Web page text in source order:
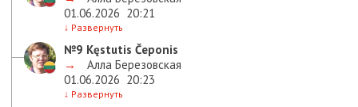
01.06.2026 20:21
↓ Развернуть
№9 Kęstutis Čeponis
→
Алла Березовская
01.06.2026 20:23
↓ Развернуть